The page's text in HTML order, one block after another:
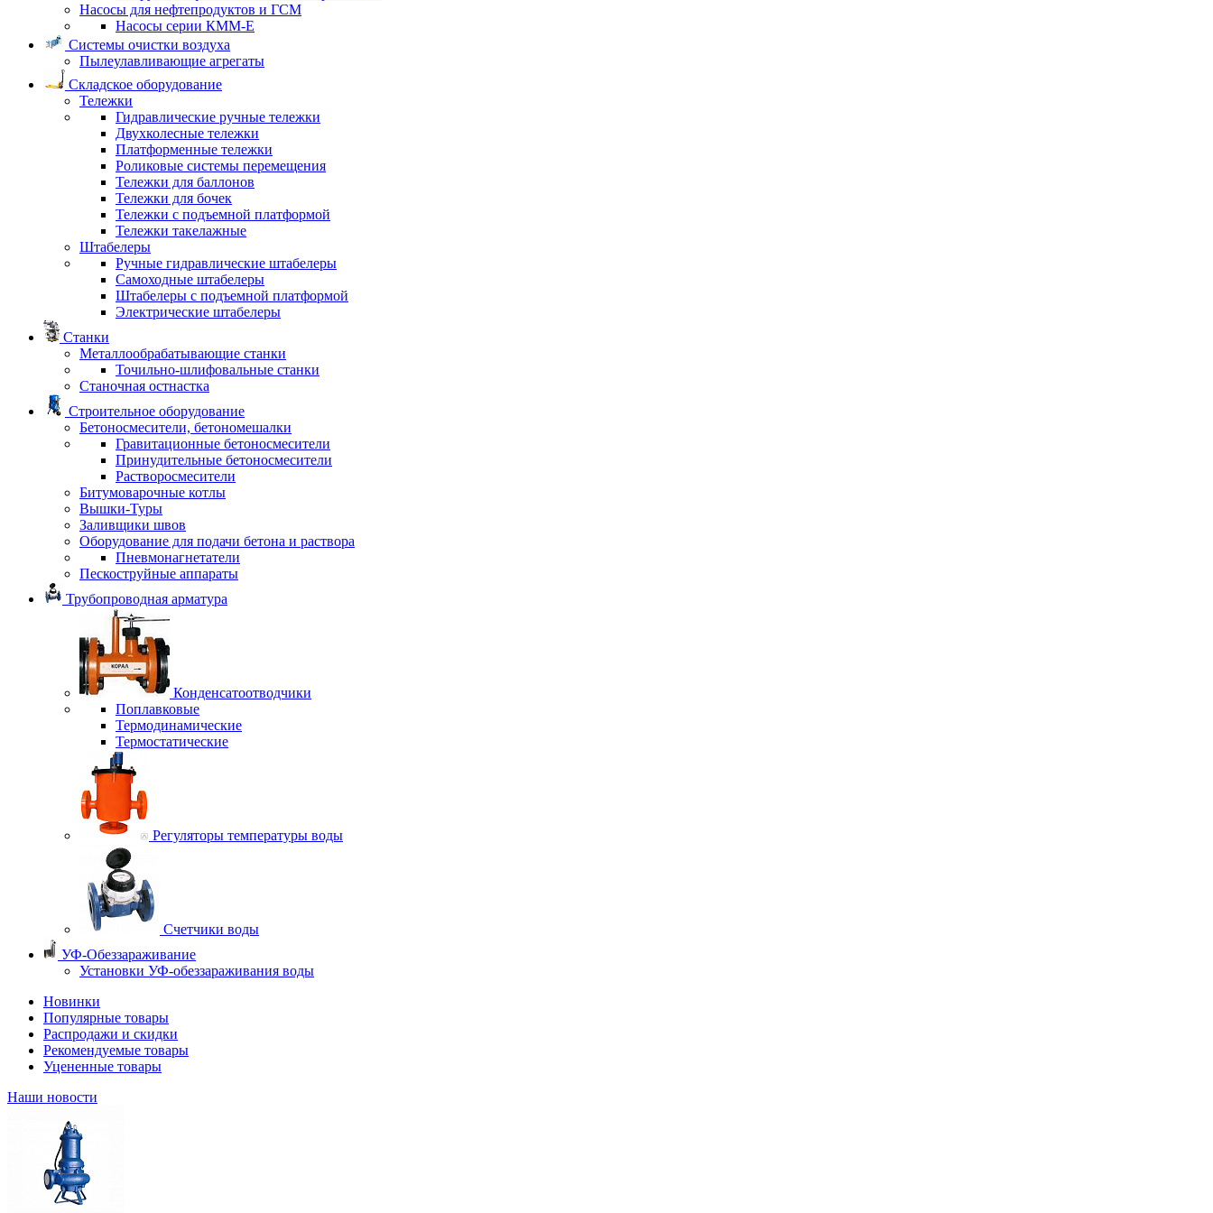
Насосы для нефтепродуктов и ГСМ
Насосы серии КММ-Е
Системы очистки воздуха
Пылеулавливающие агрегаты
Складское оборудование
Тележки
Гидравлические ручные тележки
Двухколесные тележки
Платформенные тележки
Роликовые системы перемещения
Тележки для баллонов
Тележки для бочек
Тележки с подъемной платформой
Тележки такелажные
Штабелеры
Ручные гидравлические штабелеры
Самоходные штабелеры
Штабелеры с подъемной платформой
Электрические штабелеры
Станки
Металлообрабатывающие станки
Точильно-шлифовальные станки
Станочная остнастка
Строительное оборудование
Бетоносмесители, бетономешалки
Гравитационные бетоносмесители
Принудительные бетоносмесители
Растворосмесители
Битумоварочные котлы
Вышки-Туры
Заливщики швов
Оборудование для подачи бетона и раствора
Пневмонагнетатели
Пескоструйные аппараты
Трубопроводная арматура
Конденсатоотводчики
Поплавковые
Термодинамические
Термостатические
Регуляторы температуры воды
Счетчики воды
УФ-Обеззараживание
Установки УФ-обеззараживания воды
Новинки
Популярные товары
Распродажи и скидки
Рекомендуемые товары
Уцененные товары
Наши новости